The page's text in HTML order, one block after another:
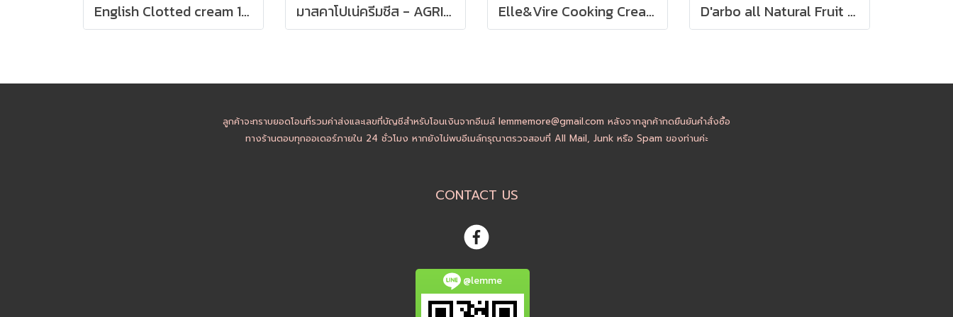
English Clotted cream 1kg มาสคาโปเน่ครีมชีส - AGRIFORM Mascarpone ขนาด 500g Elle&Vire Cooking Cream 35% FAT 1 Liter - คุ้กกิ้งครีม D'arbo all Natural Fruit Spread, Strawberry 14g - แยมสตรอเบอรี่ ราคาต่อ 1 ชิ้น
ลูกค้าจะทราบยอดโอนที่รวมค่าส่งและเลขที่บัญชีสำหรับโอนเงินจากอีเมล์ lemmemore@gmail.com หลังจากลูกค้ากดยืนยันคำสั่งซื้อ
ทางร้านตอบทุกออเดอร์ภายใน 24 ชั่วโมง หากยังไม่พบอีเมล์กรุณาตรวจสอบที่ All Mail, Junk หรือ Spam ของท่านค่ะ
CONTACT US
@lemme